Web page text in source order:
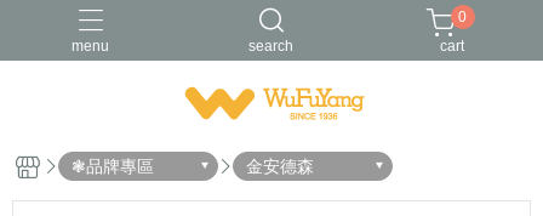
menu search
Trifresh W 金安德森 青少/女襪
0
cart
❃品牌專區 金安德森